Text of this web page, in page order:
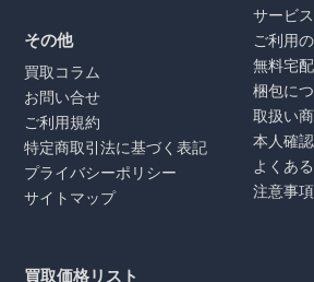
その他
買取コラム
お問い合せ
ご利用規約
特定商取引法に基づく表記
プライバシーポリシー
サイトマップ
サービ
ご利用
無料宅
梱包に
取扱い
本人確
よくあ
注意事項
買取価格リスト